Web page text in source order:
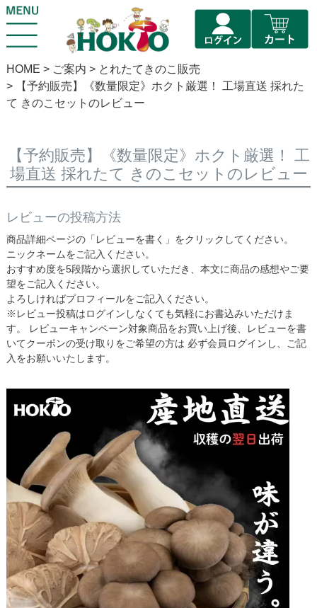
HOME ご案内
とれたてきのこ販売
【予約販売】《数量限定》ホクト厳選！ 工場直送 採れた
て きのこセットのレビュー
【予約販売】《数量限定》ホクト厳選！ 工
場直送 採れたて きのこセットのレビュー
レビューの投稿方法
商品詳細ページの「レビューを書く」をクリックしてください。
ニックネームをご記入ください。
おすすめ度を5段階から選択していただき、本文に商品の感想やご要
望をご記入ください。
よろしければプロフィールをご記入ください。
※レビュー投稿はログインしなくても気軽にお書込みいただけま
す。 レビューキャンペーン対象商品をお買い上げ後、レビューを書
いてクーポンの受け取りをご希望の方は 必ず会員ログインし、ご記
入をお願いいたします。